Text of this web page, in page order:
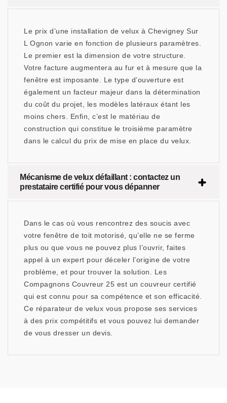
Le prix d’une installation de velux à Chevigney Sur
L Ognon varie en fonction de plusieurs paramètres.
Le premier est la dimension de votre structure.
Votre facture augmentera au fur et à mesure que la
fenêtre est imposante. Le type d’ouverture est
également un facteur majeur dans la détermination
du coût du projet, les modèles latéraux étant les
moins chers. Enfin, c’est le matériau de
construction qui constitue le troisième paramètre
dans le calcul du prix de mise en place du velux.
Mécanisme de velux défaillant : contactez un
prestataire certifié pour vous dépanner
Dans le cas où vous rencontrez des soucis avec
votre fenêtre de toit motorisé, qu’elle ne se ferme
plus ou que vous ne pouvez plus l’ouvrir, faites
appel à un expert pour déceler l’origine de votre
problème, et pour trouver la solution. Les
Compagnons Couvreur 25 est un couvreur certifié
qui est connu pour sa compétence et son efficacité.
Ce réparateur de velux vous propose ses services
à des prix compétitifs et vous pouvez lui demander
de vous dresser un devis.